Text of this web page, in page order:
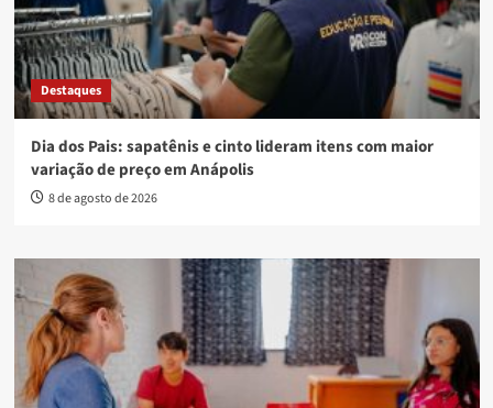
Destaques
Dia dos Pais: sapatênis e cinto lideram itens com maior
variação de preço em Anápolis
8 de agosto de 2026